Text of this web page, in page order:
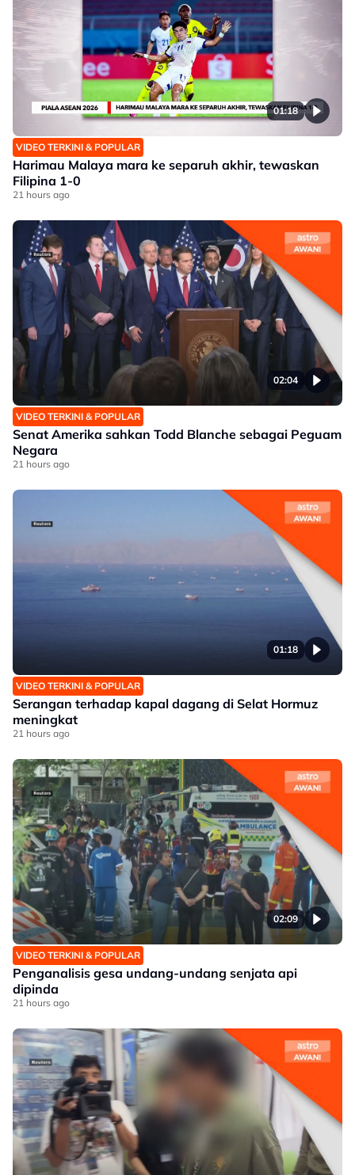
01:18
VIDEO TERKINI & POPULAR
Harimau Malaya mara ke separuh akhir, tewaskan
Filipina 1-0
21 hours ago
02:04
VIDEO TERKINI & POPULAR
Senat Amerika sahkan Todd Blanche sebagai Peguam
Negara
21 hours ago
01:18
VIDEO TERKINI & POPULAR
Serangan terhadap kapal dagang di Selat Hormuz
meningkat
21 hours ago
02:09
VIDEO TERKINI & POPULAR
Penganalisis gesa undang-undang senjata api
dipinda
21 hours ago